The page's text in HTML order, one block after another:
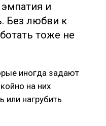
и
Без любви к
тоже не
иногда задают
на них
или нагрубить